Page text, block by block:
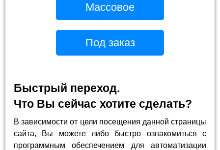
Массовое
Под заказ
Быстрый переход.
Что Вы сейчас хотите сделать?
В зависимости от цели посещения данной страницы
сайта, Вы можете либо быстро ознакомиться с
программным обеспечением для автоматизации